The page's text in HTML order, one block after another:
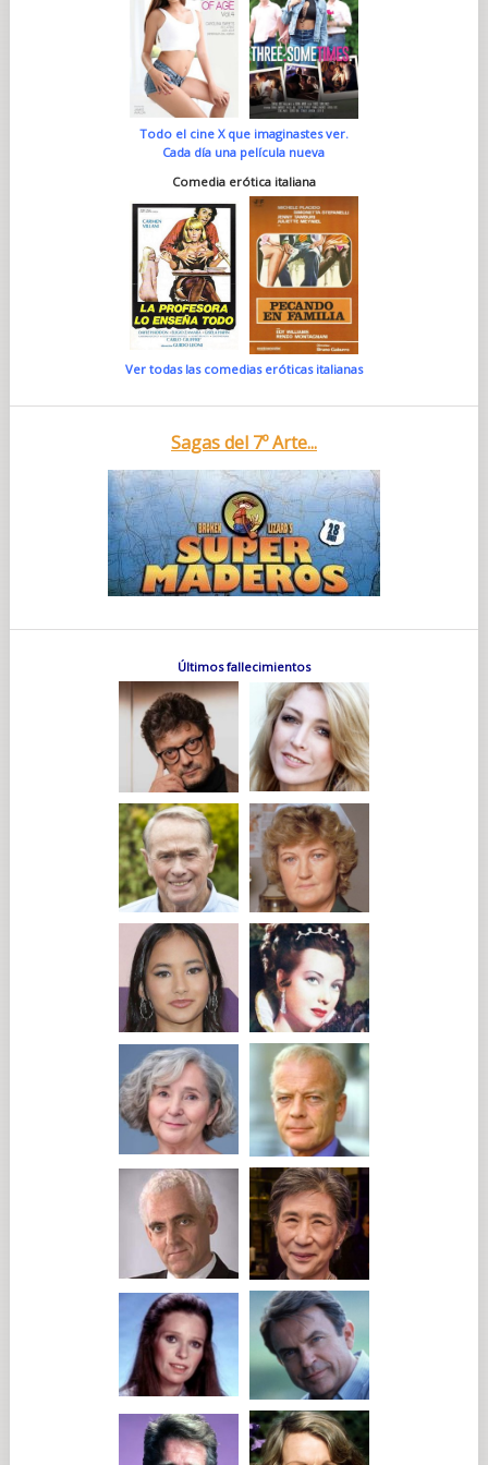
Todo el cine X que imaginastes ver.
Cada día una película nueva
Comedia erótica italiana
Ver todas las comedias eróticas italianas
Sagas del 7º Arte...
Últimos fallecimientos